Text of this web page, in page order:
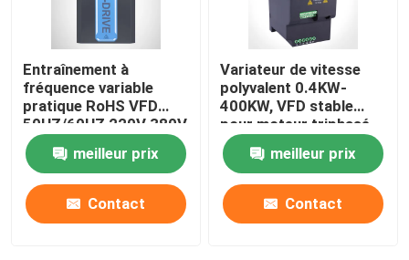
Entraînement à
fréquence variable
pratique RoHS VFD
50HZ/60HZ 220V 380V
480V
meilleur prix
Contact
Variateur de vitesse
polyvalent 0.4KW-
400KW, VFD stable
pour moteur triphasé
meilleur prix
Contact